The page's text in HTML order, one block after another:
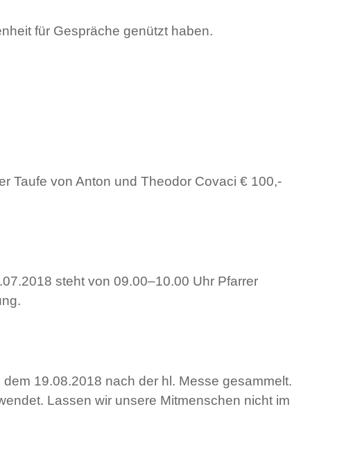
für Gespräche genützt haben.
Taufe von Anton und Theodor Covaci € 100,-
steht von 09.00–10.00 Uhr Pfarrer
19.08.2018 nach der hl. Messe gesammelt.
Lassen wir unsere Mitmenschen nicht im